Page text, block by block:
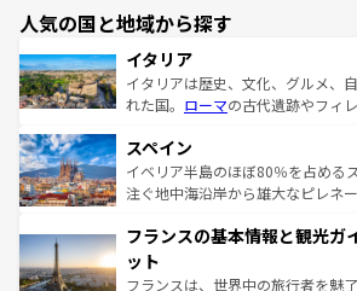
人気の国と地域から探す
イタリア
イタリアは歴史、文化、グルメ、
れた国。 ローマの古代遺跡やフィ
ろん、トスカーナの美しい田園風
景など、自然景観も見逃せない。
ピザやパスタなど、絶品のイタリ
ませてくれるイタリアで、忘れら
なお、新着のイタリア情報は
しい。
スペイン
イベリア半島のほぼ80％を占める
注ぐ地中海沿岸から雄大なピレネ
文化が根付くこの国では、情熱的
れる闘牛、そして美味しいタパス
る。首都マドリードの洗練された
フランスの基本情報と観光ガ
ット
フランスは、世界中の旅行者を魅